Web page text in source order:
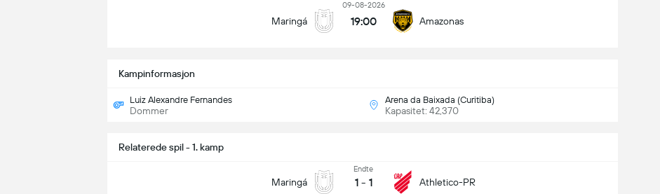
Maringá
09-08-2026
19:00 Amazonas
Relaterede spil - 1. kamp
Maringá
Endte
1 - 1 Athletico-PR
Kampinformasjon
Luiz Alexandre Fernandes
Dommer
Arena da Baixada (Curitiba)
Kapasitet: 42,370